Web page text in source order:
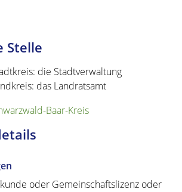
Stelle
die Stadtverwaltung
das Landratsamt
Baar-Kreis
oder Gemeinschaftslizenz oder